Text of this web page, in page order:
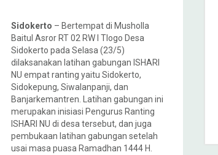
Sidokerto – Bertempat di Musholla
Baitul Asror RT 02 RW I Tlogo Desa
Sidokerto pada Selasa (23/5)
dilaksanakan latihan gabungan ISHARI
NU empat ranting yaitu Sidokerto,
Sidokepung, Siwalanpanji, dan
Banjarkemantren. Latihan gabungan ini
merupakan inisiasi Pengurus Ranting
ISHARI NU di desa tersebut, dan juga
pembukaan latihan gabungan setelah
usai masa puasa Ramadhan 1444 H.